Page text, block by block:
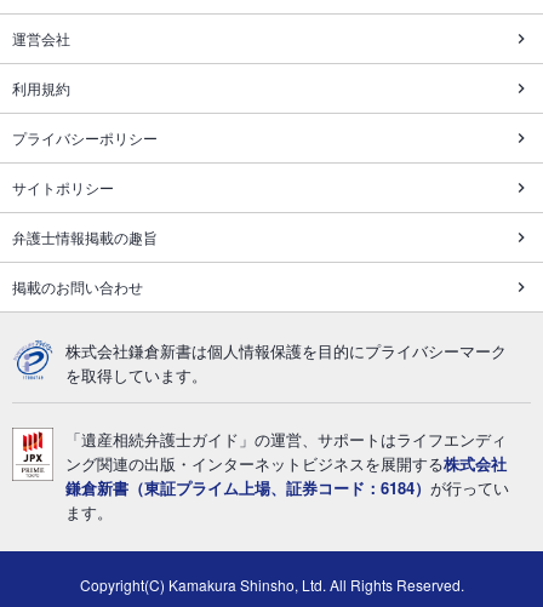
運営会社
利用規約
プライバシーポリシー
サイトポリシー
弁護士情報掲載の趣旨
掲載のお問い合わせ
株式会社鎌倉新書は個人情報保護を目的にプライバシーマーク
を取得しています。
「遺産相続弁護士ガイド」の運営、サポートはライフエンディ
ング関連の出版・インターネットビジネスを展開する株式会社
鎌倉新書（東証プライム上場、証券コード：6184） が行ってい
ます。
Copyright(C) Kamakura Shinsho, Ltd. All Rights Reserved.